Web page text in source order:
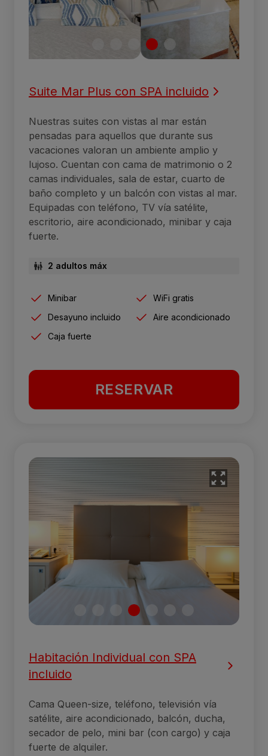
Suite Mar Plus con SPA incluido
Nuestras suites con vistas al mar están
pensadas para aquellos que durante sus
vacaciones valoran un ambiente amplio y
lujoso. Cuentan con cama de matrimonio o 2
camas individuales, sala de estar, cuarto de
baño completo y un balcón con vistas al mar.
Equipadas con teléfono, TV vía satélite,
escritorio, aire acondicionado, minibar y caja
fuerte.
2 adultos máx
Minibar
WiFi gratis
Desayuno incluido
Aire acondicionado
Caja fuerte
RESERVAR
Habitación Individual con SPA
incluido
Cama Queen-size, teléfono, televisión vía
satélite, aire acondicionado, balcón, ducha,
secador de pelo, mini bar (con cargo) y caja
fuerte de alquiler.